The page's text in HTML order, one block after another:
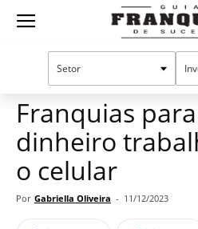
Guia
Oportunidades e tendências Publieditorial
Franquias
dinheiro
o celular
Por Gabriella Oliveira - 11/12/2023